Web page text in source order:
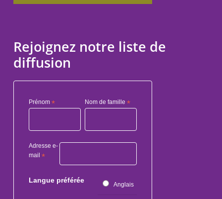
Rejoignez notre liste de
diffusion
Prénom * Nom de famille*
Adresse e-
mail *
Langue préférée
Anglais